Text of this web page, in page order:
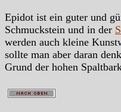
Epidot ist ein guter und
Schmuckstein und in der
werden auch kleine
sollte man aber daran
Grund der hohen